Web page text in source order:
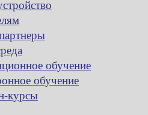
обучение
обучение
курсы